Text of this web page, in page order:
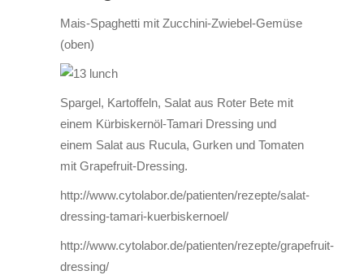
Mais-Spaghetti mit Zucchini-Zwiebel-Gemüse
(oben)
Spargel, Kartoffeln, Salat aus Roter Bete mit
einem Kürbiskernöl-Tamari Dressing und
einem Salat aus Rucula, Gurken und Tomaten
mit Grapefruit-Dressing.
http://www.cytolabor.de/patienten/rezepte/salat-
dressing-tamari-kuerbiskernoel/
http://www.cytolabor.de/patienten/rezepte/grapefruit-
dressing/